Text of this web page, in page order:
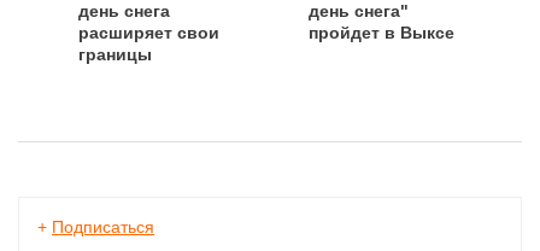
день снега
расширяет свои
границы
день снега"
пройдет в Выксе
+ Подписаться